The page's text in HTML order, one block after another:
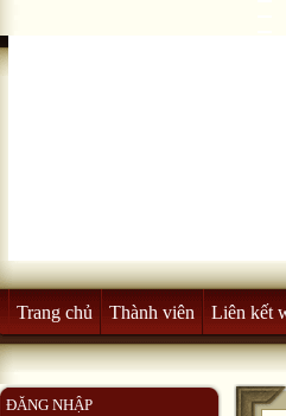
Trang chủ Thành viên Liên kết
ĐĂNG NHẬP